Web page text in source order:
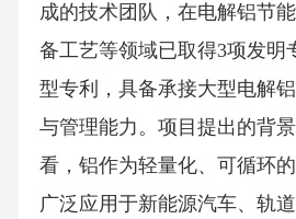
成的技术团队，在电解铝节
备工艺等领域已取得3项发明
型专利，具备承接大型电解
与管理能力。项目提出的背
看，铝作为轻量化、可循环
广泛应用于新能源汽车、轨